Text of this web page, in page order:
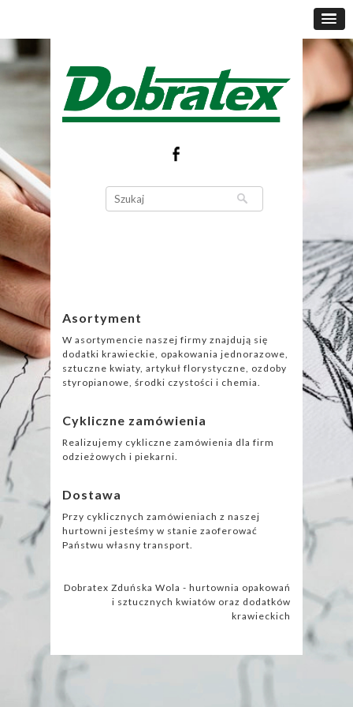
Asortyment
W asortymencie naszej firmy znajdują się
dodatki krawieckie, opakowania jednorazowe,
sztuczne kwiaty, artykuł florystyczne, ozdoby
styropianowe, środki czystości i chemia.
Cykliczne zamówienia
Realizujemy cykliczne zamówienia dla firm
odzieżowych i piekarni.
Dostawa
Przy cyklicznych zamówieniach z naszej
hurtowni jesteśmy w stanie zaoferować
Państwu własny transport.
Dobratex Zduńska Wola - hurtownia opakowań
i sztucznych kwiatów oraz dodatków
krawieckich